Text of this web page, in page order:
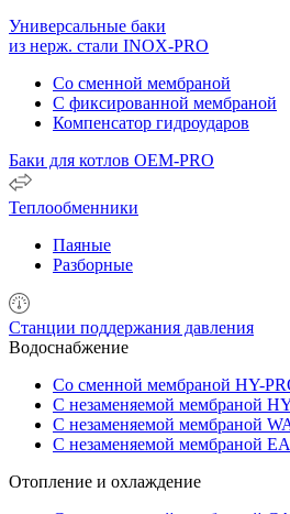
Универсальные баки
из нерж. стали INOX-PRO
Со сменной мембраной
С фиксированной мембраной
Компенсатор гидроударов
Баки для котлов OEM-PRO
Теплообменники
Паяные
Разборные
Станции поддержания давления
Водоснабжение
Со сменной мембраной HY-
С незаменяемой мембраной
С незаменяемой мембраной
С незаменяемой мембраной
Отопление и охлаждение